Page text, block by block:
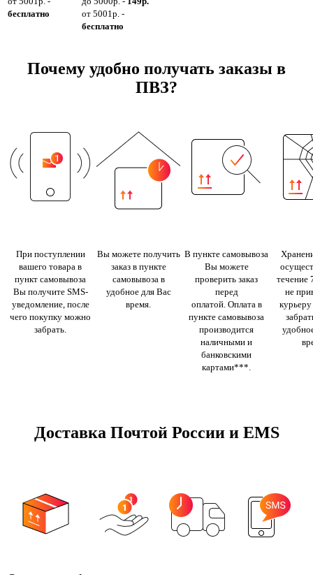
бесплатно
от 5001р. -
бесплатно
Почему удобно получать заказы в
ПВЗ?
При поступлении
вашего товара в
пункт самовывоза
Вы получите SMS-
уведомление, после
чего покупку можно
забрать.
Вы можете получить
заказ в пункте
самовывоза в
удобное для Вас
время.
В пункте самовывоза
Вы можете
проверить заказ
перед
оплатой. Оплата в
пункте самовывоза
производится
наличными и
банковскими
картами***.
течение
не
Доставка Почтой России и EMS